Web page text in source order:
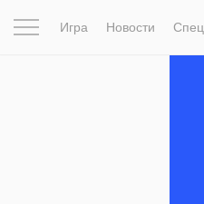
Игра Новости